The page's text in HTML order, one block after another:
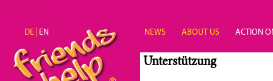
DE EN NEWS ABOUT US ACTION
Unterstützung